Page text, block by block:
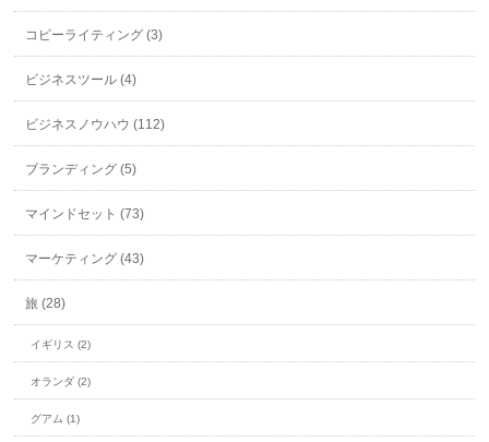
コピーライティング (3)
ビジネスツール (4)
ビジネスノウハウ (112)
ブランディング (5)
マインドセット (73)
マーケティング (43)
旅 (28)
イギリス (2)
オランダ (2)
グアム (1)